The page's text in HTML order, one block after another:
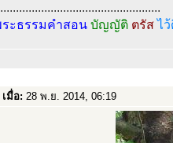
ะธรรมคำสอน บัญญัติ ตรัสไ
เมื่อ: 28 พ.ย. 2014, 06:19